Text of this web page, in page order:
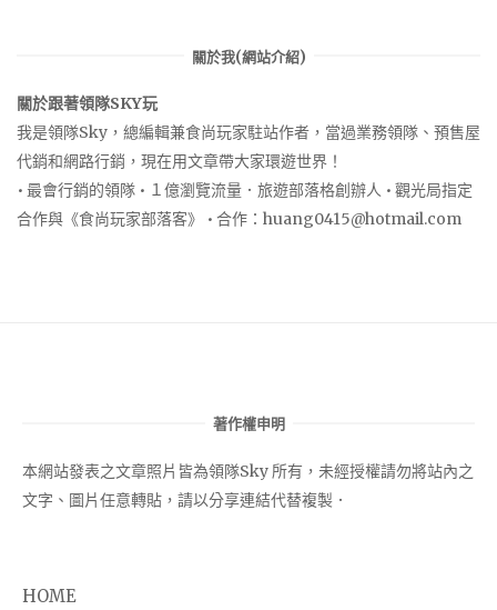
關於我(網站介紹)
關於跟著領隊SKY玩
我是領隊Sky，總編輯兼食尚玩家駐站作者，當過業務領隊、預售屋
代銷和網路行銷，現在用文章帶大家環遊世界！
• 最會行銷的領隊 • １億瀏覽流量．旅遊部落格創辦人 • 觀光局指定
合作與《食尚玩家部落客》 • 合作： huang0415@hotmail.com
著作權申明
本網站發表之文章照片皆為領隊Sky 所有，未經授權請勿將站內之
文字、圖片任意轉貼，請以分享連結代替複製．
HOME